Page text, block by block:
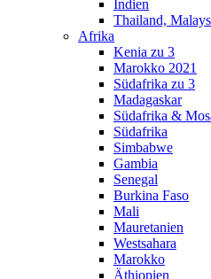
Indien
Thailand,
Afrika
Kenia zu 3
Marokko 2021
Südafrika zu 3
Madagaskar
Südafrika &
Südafrika
Simbabwe
Gambia
Senegal
Burkina Faso
Mali
Mauretanien
Westsahara
Marokko
Äthiopien